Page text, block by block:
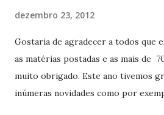
dezembro 23, 2012
Gostaria de agradecer a todos que
as matérias postadas e as mais de
muito obrigado. Este ano tivemos
inúmeras novidades como por